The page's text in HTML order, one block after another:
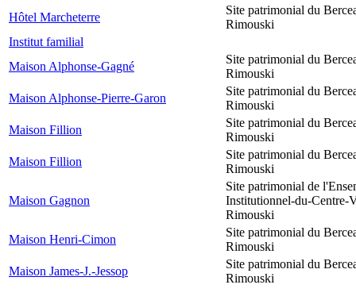
Hôtel Marcheterre
Site patrimonial du
Rimouski
Institut familial
Maison Alphonse-Gagné
Site patrimonial du
Rimouski
Maison Alphonse-Pierre-Garon
Site patrimonial du
Rimouski
Maison Fillion
Site patrimonial du
Rimouski
Maison Fillion
Site patrimonial du
Rimouski
Maison Gagnon
Site patrimonial de
Institutionnel-du-Centre-
Rimouski
Maison Henri-Cimon
Site patrimonial du
Rimouski
Maison James-J.-Jessop
Site patrimonial du
Rimouski